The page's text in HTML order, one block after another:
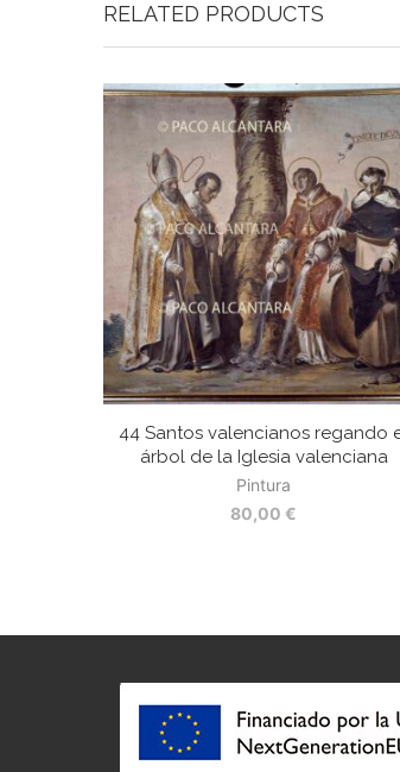
RELATED PRODUCTS
44 Santos valencianos regando
árbol de la Iglesia valenciana
Pintura
80,00 €